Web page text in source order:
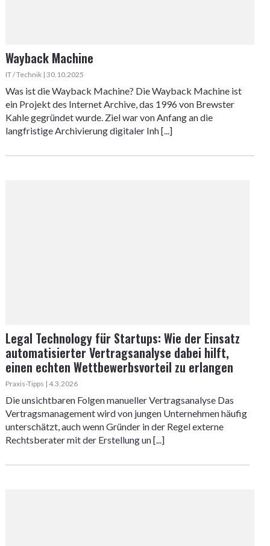
Wayback Machine
IT / Technik | 30.10.2025
Was ist die Wayback Machine? Die Wayback Machine ist
ein Projekt des Internet Archive, das 1996 von Brewster
Kahle gegründet wurde. Ziel war von Anfang an die
langfristige Archivierung digitaler Inh [...]
Legal Technology für Startups: Wie der Einsatz
automatisierter Vertragsanalyse dabei hilft,
einen echten Wettbewerbsvorteil zu erlangen
Praxis-Tipps | 4.3.2026
Die unsichtbaren Folgen manueller Vertragsanalyse Das
Vertragsmanagement wird von jungen Unternehmen häufig
unterschätzt, auch wenn Gründer in der Regel externe
Rechtsberater mit der Erstellung un [...]